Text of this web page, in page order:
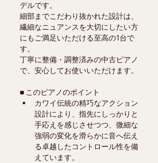
デルです。
細部までこだわり抜かれた設計は、
繊細なニュアンスを大切にしたい方
にもご満足いただける至高の1台で
す。
丁寧に整備・調整済みの中古ピアノ
で、安心してお使いいただけます。
■ このピアノのポイント
カワイ伝統の精巧なアクション
設計により、指先にしっかりと
手応えを感じさせつつ、微細な
強弱の変化を滑らかに音へ伝え
る卓越したコントロール性を備
えています。